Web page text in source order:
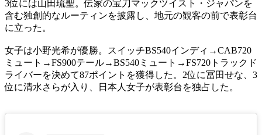
3位には山田琉聖。伝家の宝刀マックツイスト・ジャパンを
含む独創的なルーティンを披露し、地元の観客の前で表彰台
に立った。
女子は小野光希が優勝。スイッチBS540インディ→CAB720
ミュート→FS900テール→BS540ミュート→FS720トラックド
ライバーを決めて87ポイントを獲得した。2位に冨田せな、3
位に清水さらが入り、日本人女子が表彰台を独占した。